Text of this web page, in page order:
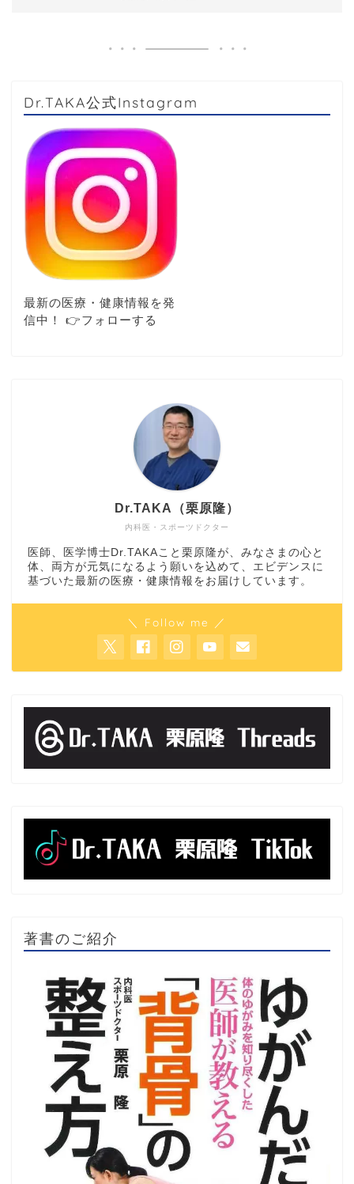
Dr.TAKA公式Instagram
最新の医療・健康情報を発
信中！ 👉️フォローする
内科医・スポーツドクター
Dr.TAKA（栗原隆）
医師、医学博士Dr.TAKAこと栗原隆が、みなさまの心と
体、両方が元気になるよう願いを込めて、エビデンスに
基づいた最新の医療・健康情報をお届けしています。
＼ Follow me ／
著書のご紹介